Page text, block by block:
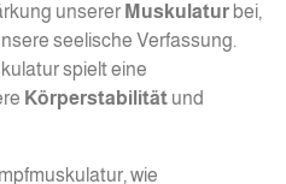
unserer Muskulatur bei,
seelische Verfassung.
spielt eine
Körperstabilität und
wie